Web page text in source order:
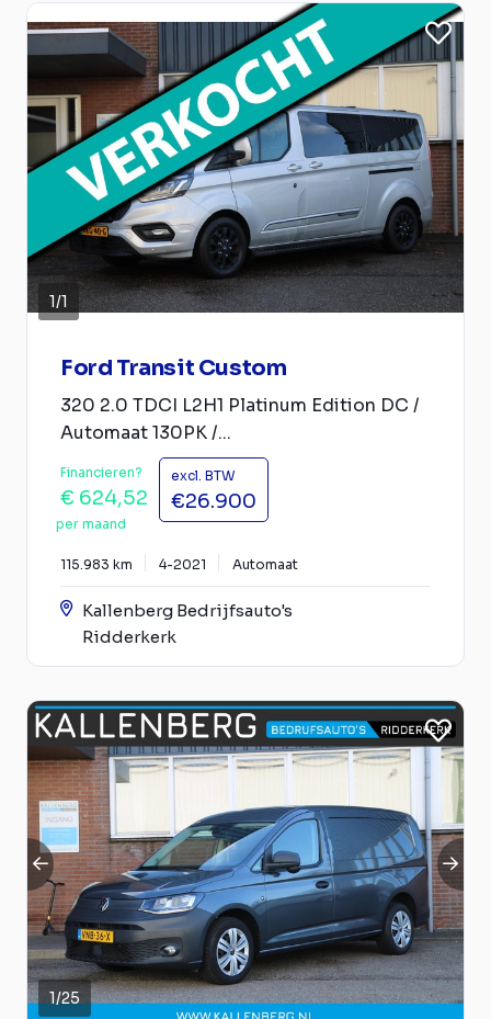
1/1
Ford Transit Custom
320 2.0 TDCI L2H1 Platinum Edition DC /
Automaat 130PK /...
Financieren?
€ 624,52
per maand
excl. BTW
€26.900
115.983 km 4-2021 Automaat
Kallenberg Bedrijfsauto's
Ridderkerk
1/25